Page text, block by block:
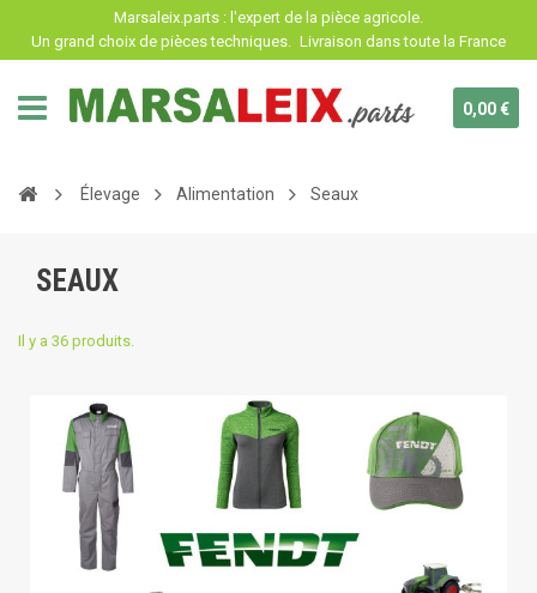
Marsaleix.parts : l'expert de la pièce agricole.
Un grand choix de pièces techniques. Livraison dans toute la France
0,00 €
Élevage Alimentation Seaux
SEAUX
Il y a 36 produits.
Panneau de gestion des cookies